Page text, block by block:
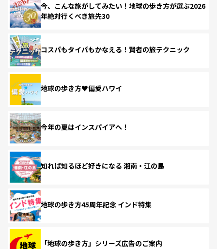
今、こんな旅がしてみたい！地球の歩き方が選ぶ2026
年絶対行くべき旅先30
コスパもタイパもかなえる！賢者の旅テクニック
地球の歩き方♥偏愛ハワイ
今年の夏はインスパイアへ！
知れば知るほど好きになる 湘南・江の島
地球の歩き方45周年記念 インド特集
「地球の歩き方」シリーズ広告のご案内